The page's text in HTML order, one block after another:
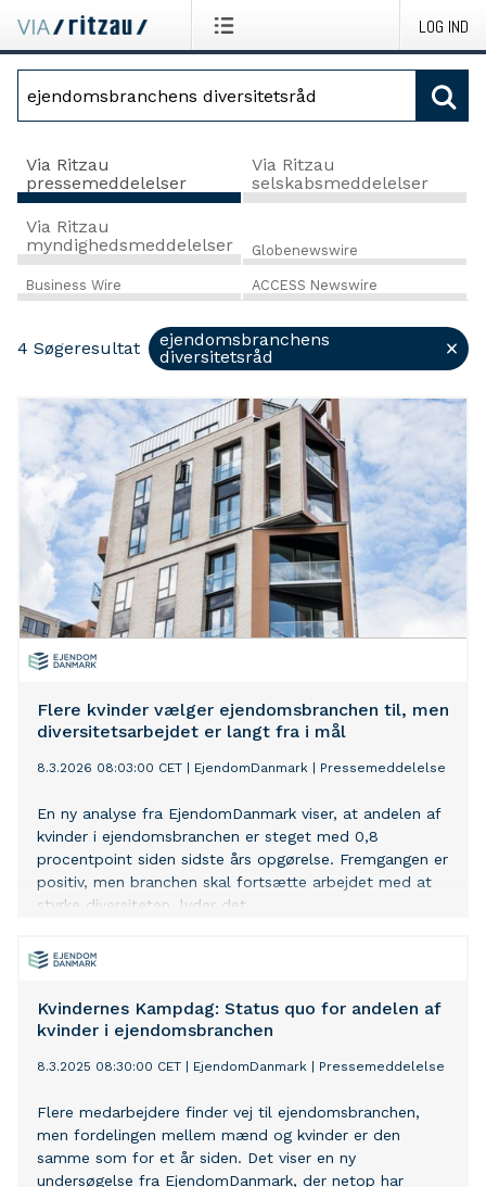
LOG IND
Via Ritzau
pressemeddelelser
Via Ritzau
selskabsmeddelelser
Via Ritzau
myndighedsmeddelelser
Globenewswire
Business Wire ACCESS Newswire
4 Søgeresultat
ejendomsbranchens
diversitetsråd
Flere kvinder vælger ejendomsbranchen til, men
diversitetsarbejdet er langt fra i mål
8.3.2026 08:03:00 CET EjendomDanmark Pressemeddelelse
En ny analyse fra EjendomDanmark viser, at andelen af
kvinder i ejendomsbranchen er steget med 0,8
procentpoint siden sidste års opgørelse. Fremgangen er
positiv, men branchen skal fortsætte arbejdet med at
styrke diversiteten, lyder det.
Kvindernes Kampdag: Status quo for andelen af
kvinder i ejendomsbranchen
8.3.2025 08:30:00 CET EjendomDanmark Pressemeddelelse
Flere medarbejdere finder vej til ejendomsbranchen,
men fordelingen mellem mænd og kvinder er den
samme som for et år siden. Det viser en ny
undersøgelse fra EjendomDanmark, der netop har